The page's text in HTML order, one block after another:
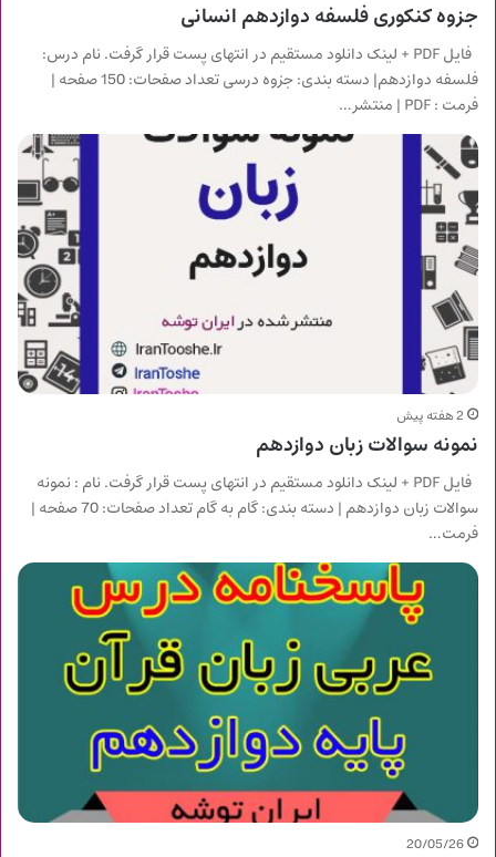
جزوه کنکوری فلسفه دوازدهم انسانی
فایل PDF + لینک دانلود مستقیم در انتهای پست قرار گرفت. نام درس:
فلسفه دوازدهم| دسته بندی: جزوه درسی تعداد صفحات: 150 صفحه |
فرمت : PDF | منتشر…
2 هفته پیش
نمونه سوالات زبان دوازدهم
فایل PDF + لینک دانلود مستقیم در انتهای پست قرار گرفت. نام : نمونه
سوالات زبان دوازدهم | دسته بندی: گام به گام تعداد صفحات: 70 صفحه |
فرمت…
20/05/26